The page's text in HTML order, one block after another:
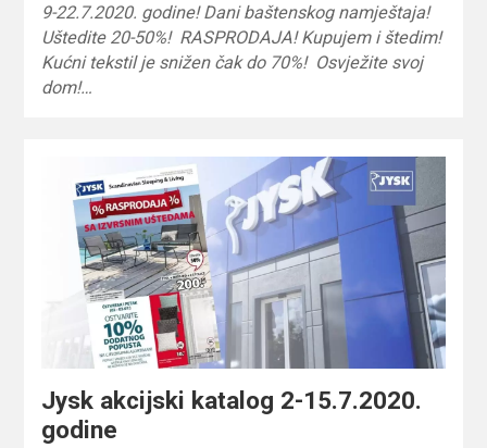
9-22.7.2020. godine! Dani baštenskog namještaja!
Uštedite 20-50%! RASPRODAJA! Kupujem i štedim!
Kućni tekstil je snižen čak do 70%! Osvježite svoj
dom!…
Jysk akcijski katalog 2-15.7.2020.
godine